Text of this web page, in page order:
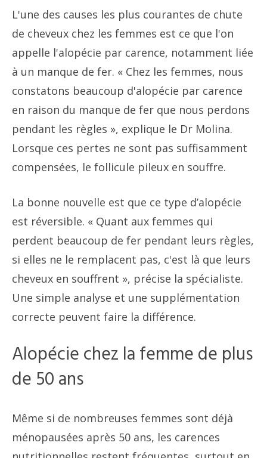
L'une des causes les plus courantes de chute
de cheveux chez les femmes est ce que l'on
appelle l'alopécie par carence, notamment liée
à un manque de fer. « Chez les femmes, nous
constatons beaucoup d'alopécie par carence
en raison du manque de fer que nous perdons
pendant les règles », explique le Dr Molina.
Lorsque ces pertes ne sont pas suffisamment
compensées, le follicule pileux en souffre.
La bonne nouvelle est que ce type d’alopécie
est réversible. « Quant aux femmes qui
perdent beaucoup de fer pendant leurs règles,
si elles ne le remplacent pas, c'est là que leurs
cheveux en souffrent », précise la spécialiste.
Une simple analyse et une supplémentation
correcte peuvent faire la différence.
Alopécie chez la femme de plus
de 50 ans
Même si de nombreuses femmes sont déjà
ménopausées après 50 ans, les carences